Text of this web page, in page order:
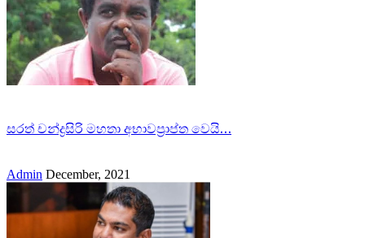
සරත් චන්ද්‍රසිරි මහතා අභාවප්‍රාප්ත වෙයි…
Admin December, 2021